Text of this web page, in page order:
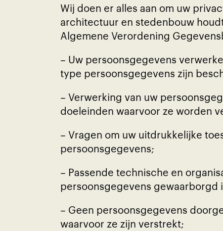
Wij doen er alles aan om uw
architectuur en stedenbouw
Algemene Verordening
– Uw persoonsgegevens
type persoonsgegevens zijn
– Verwerking van uw
doeleinden waarvoor ze worden
– Vragen om uw uitdrukkelijke
persoonsgegevens;
– Passende technische en
persoonsgegevens gewaarborgd
– Geen persoonsgegevens
waarvoor ze zijn verstrekt;